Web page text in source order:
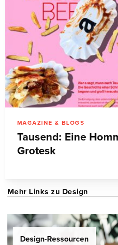
MAGAZINE & BLOGS
Tausend: Eine
Grotesk
Mehr Links zu Design
Design-Ressourcen